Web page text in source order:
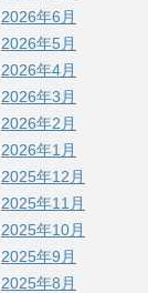
2026年6月
2026年5月
2026年4月
2026年3月
2026年2月
2026年1月
2025年12月
2025年11月
2025年10月
2025年9月
2025年8月